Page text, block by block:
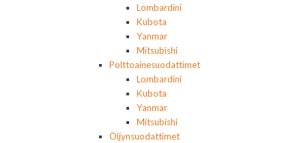
Lombardini
Kubota
Yanmar
Mitsubishi
Polttoainesuodattimet
Lombardini
Kubota
Yanmar
Mitsubishi
Öljynsuodattimet